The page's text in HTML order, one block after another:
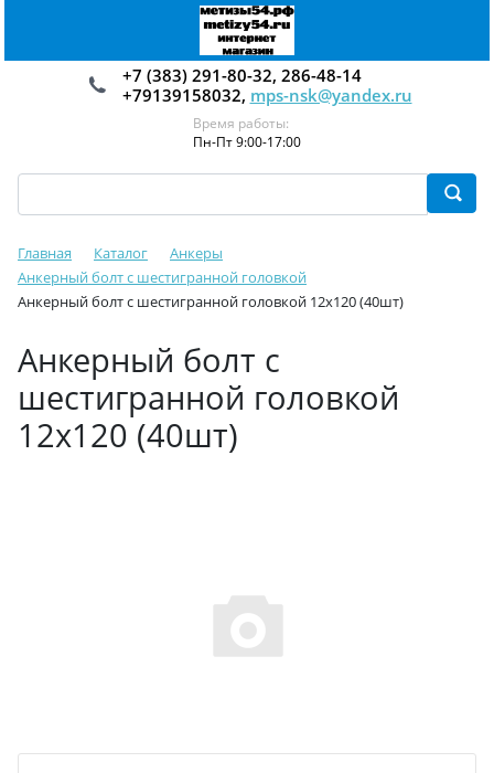
+7 (383) 291-80-32, 286-48-14
+79139158032, mps-nsk@yandex.ru
Время работы:
Пн-Пт 9:00-17:00
Главная Каталог
Анкеры
Анкерный болт с шестигранной головкой
Анкерный болт с шестигранной головкой 12х120 (40шт)
Анкерный болт с
шестигранной головкой
12х120 (40шт)